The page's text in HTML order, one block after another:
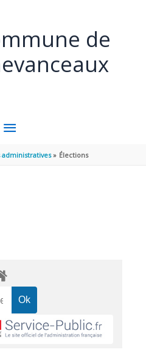
de
MENU
PRINCIPAL
administratives Élections